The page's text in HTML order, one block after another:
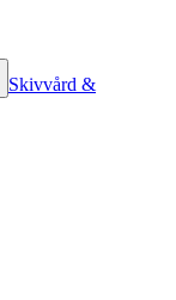
Skivvård &